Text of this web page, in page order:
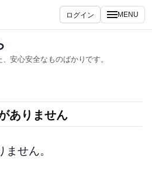
ログイン MENU
安心安全なものばかりです。
ありません
せん。